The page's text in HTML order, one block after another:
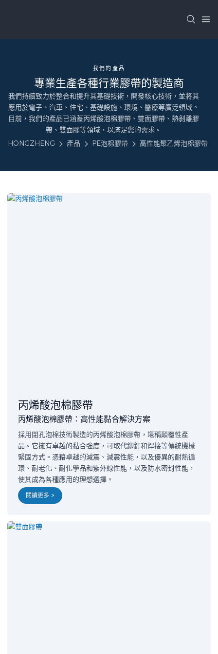
我們的產品
專業生產各種行業膠帶的製造商
我們持續致力於整合和提升其基礎技術，開發核心技術，並將其
應用於電子、汽車、住宅、基礎設施、環境、醫療等廣泛領域。
目前，我們的產品已涵蓋丙烯酸泡棉膠帶、雙面膠帶、熱剝離膠
帶、雙面膠等領域，以滿足您的需求。
HONGZHENG
產品 PE泡棉膠帶 高性能聚乙烯泡棉膠帶
丙烯酸泡棉膠帶
丙烯酸泡棉膠帶：高性能黏合解決方案
採用閉孔泡棉技術製造的丙烯酸泡棉膠帶，堪稱顛覆性產
品。它擁有卓越的黏合強度，可取代鉚釘和焊接等傳統機械
緊固方式。憑藉卓越的減震、減震性能，以及優異的耐熱循
環、耐老化、耐化學品和紫外線性能，以及防水密封性能，
使其成為各種應用的理想選擇。
閱讀更多 >